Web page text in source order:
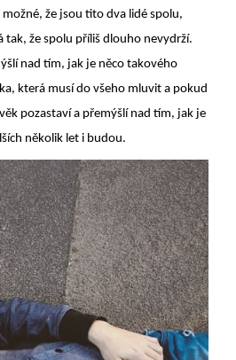
že jsou tito dva lidé spolu,
že spolu příliš dlouho nevydrží.
nad tím, jak je něco takového
která musí do všeho mluvit a pokud
pozastaví a přemýšlí nad tím, jak je
několik let i budou.